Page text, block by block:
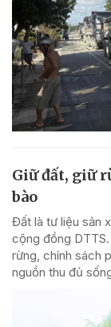
Giữ đất, giữ
bào
Đất là tư liệu sản
cộng đồng
rừng, chính sách
nguồn thu đủ